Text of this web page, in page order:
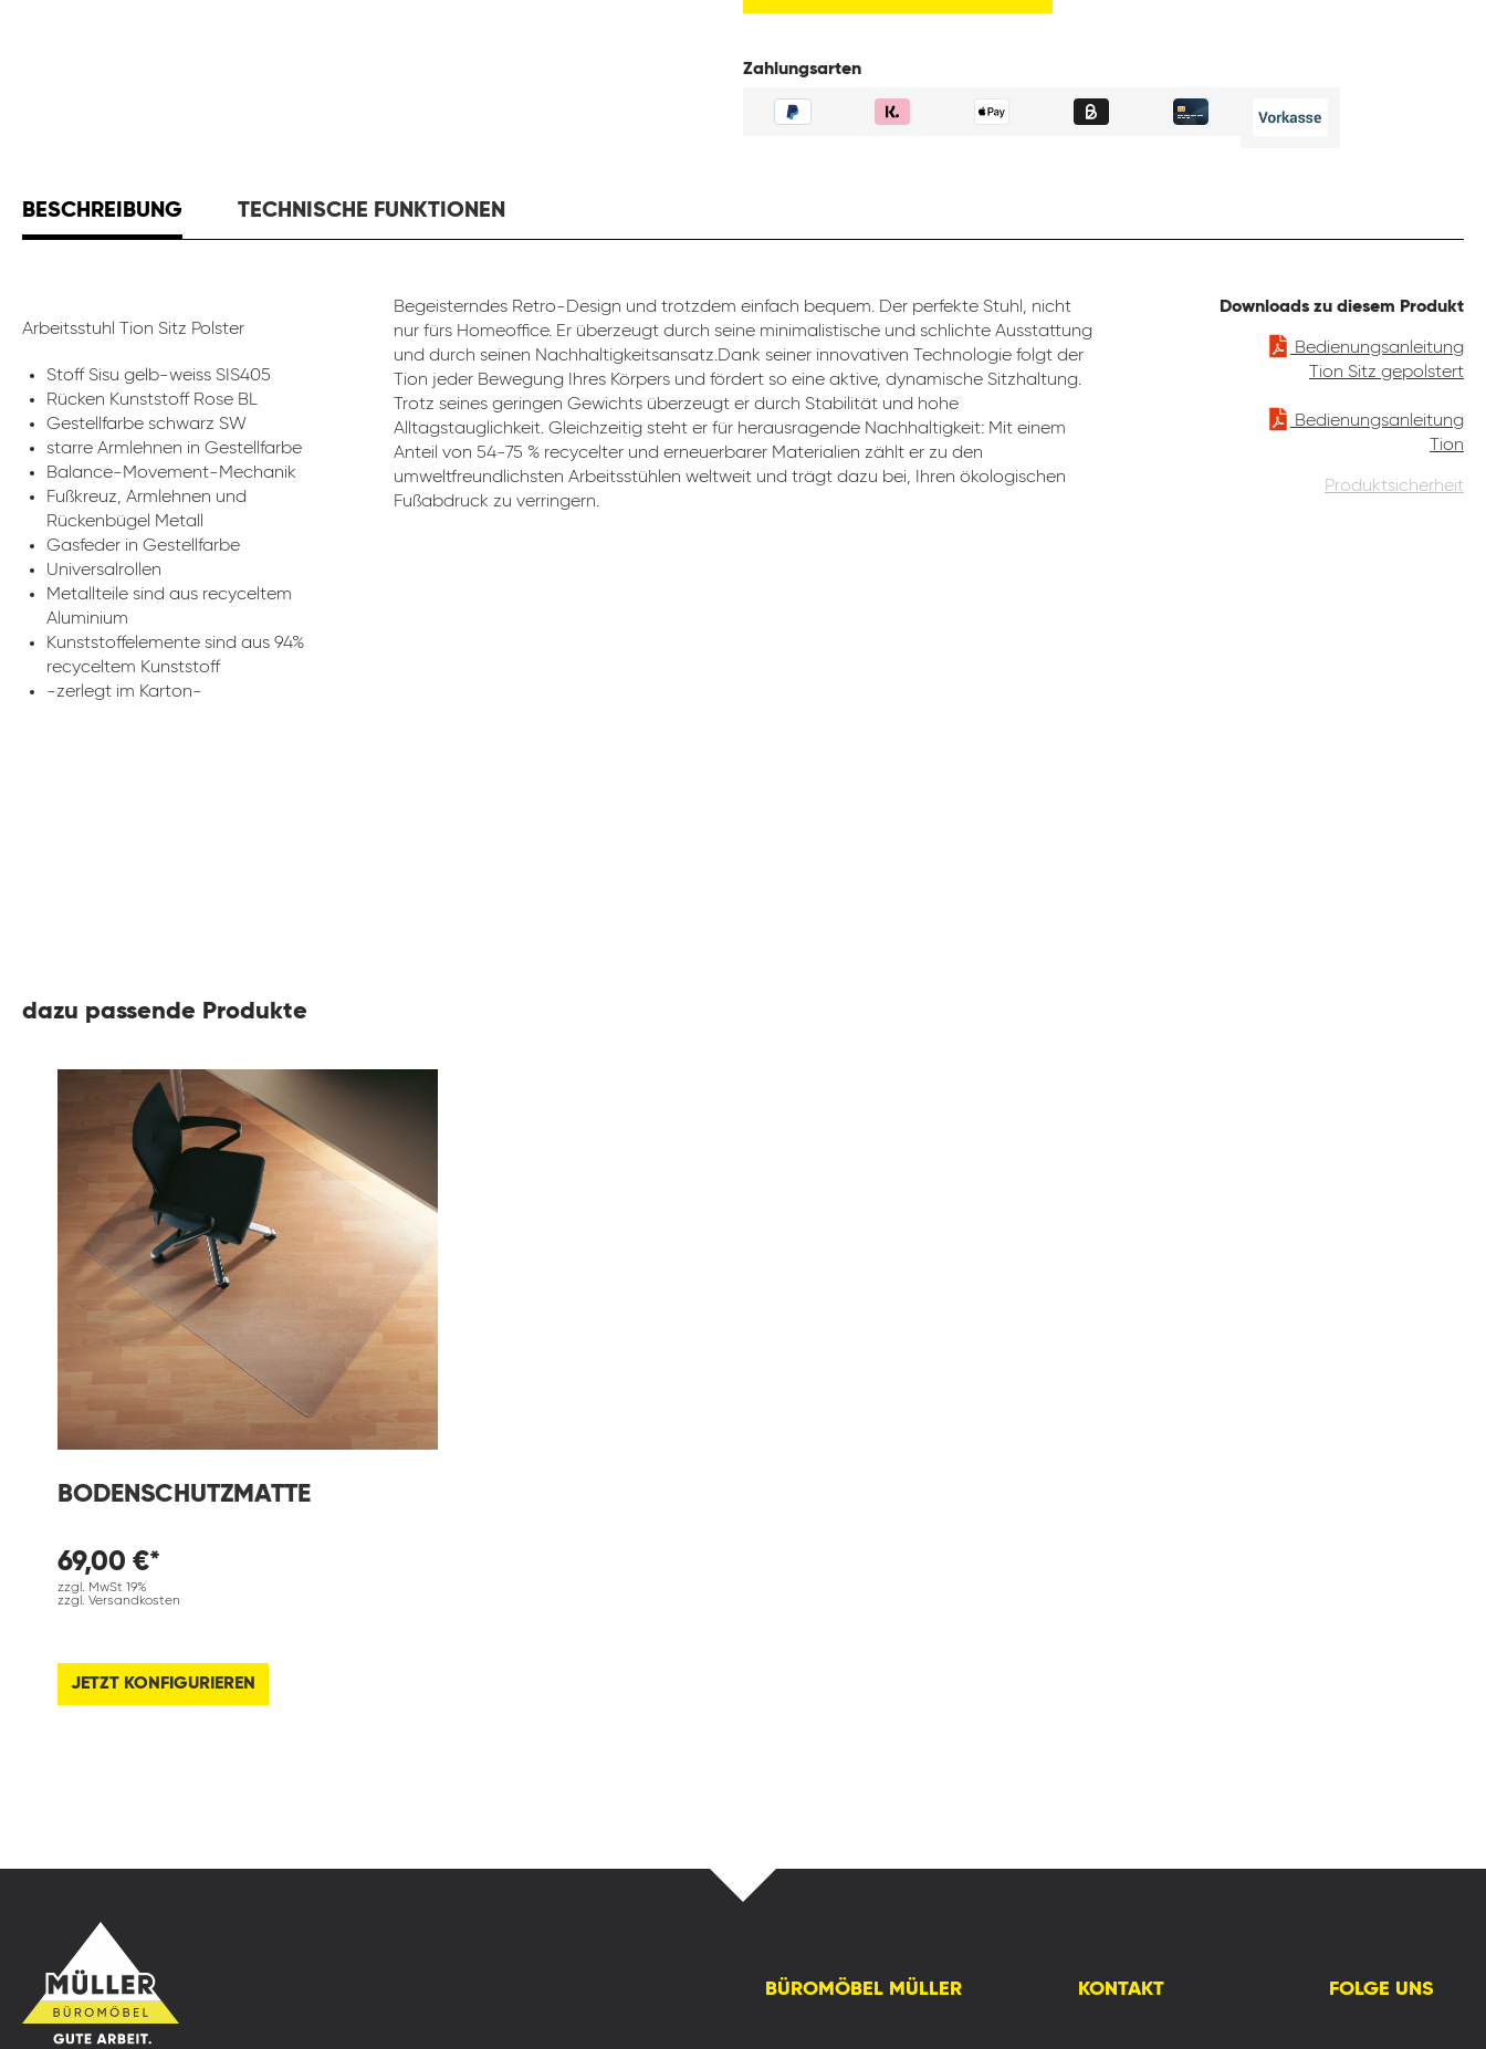
Zahlungsarten
BESCHREIBUNG TECHNISCHE FUNKTIONEN
Arbeitsstuhl Tion Sitz Polster
Stoff Sisu gelb-weiss SIS405
Rücken Kunststoff Rose BL
Gestellfarbe schwarz SW
starre Armlehnen in Gestellfarbe
Balance-Movement-Mechanik
Fußkreuz, Armlehnen und
Rückenbügel Metall
Gasfeder in Gestellfarbe
Universalrollen
Metallteile sind aus recyceltem
Aluminium
Kunststoffelemente sind aus 94%
recyceltem Kunststoff
-zerlegt im Karton-
Begeisterndes Retro-Design und trotzdem einfach bequem. Der perfekte Stuhl, nicht
nur fürs Homeoffice. Er überzeugt durch seine minimalistische und schlichte Ausstattung
und durch seinen Nachhaltigkeitsansatz.Dank seiner innovativen Technologie folgt der
Tion jeder Bewegung Ihres Körpers und fördert so eine aktive, dynamische Sitzhaltung.
Trotz seines geringen Gewichts überzeugt er durch Stabilität und hohe
Alltagstauglichkeit. Gleichzeitig steht er für herausragende Nachhaltigkeit: Mit einem
Anteil von 54-75 % recycelter und erneuerbarer Materialien zählt er zu den
umweltfreundlichsten Arbeitsstühlen weltweit und trägt dazu bei, Ihren ökologischen
Fußabdruck zu verringern.
Downloads zu diesem Produkt
Bedienungsanleitung
Tion Sitz gepolstert
Bedienungsanleitung
Tion
Produktsicherheit
dazu passende Produkte
BODENSCHUTZMATTE
69,00 €*
zzgl. MwSt 19%
zzgl. Versandkosten
JETZT KONFIGURIEREN
BÜROMÖBEL MÜLLER KONTAKT FOLGE UNS